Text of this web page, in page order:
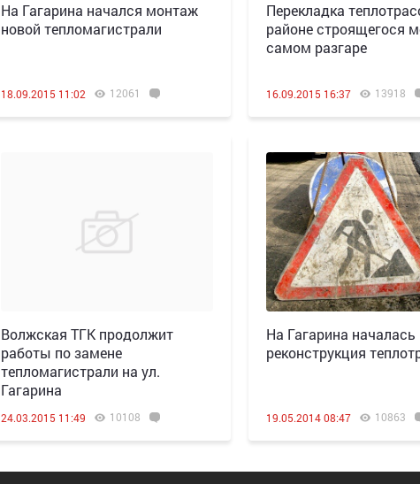
На Гагарина начался монтаж
новой тепломагистрали
18.09.2015 11:02 12061
Перекладка
районе строящегося
самом разгаре
16.09.2015 16:37 13918
Волжская ТГК продолжит
работы по замене
тепломагистрали на ул.
Гагарина
24.03.2015 11:49 10108
На Гагарина началась
реконструкция
19.05.2014 08:47 10863